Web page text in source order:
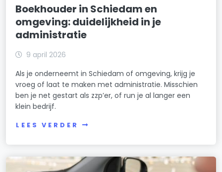
Boekhouder in Schiedam en
omgeving: duidelijkheid in je
administratie
9 april 2026
Als je onderneemt in Schiedam of omgeving, krijg je
vroeg of laat te maken met administratie. Misschien
ben je net gestart als zzp’er, of run je al langer een
klein bedrijf.
LEES VERDER